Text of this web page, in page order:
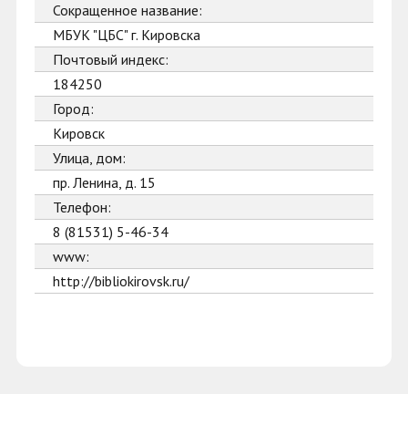
Сокращенное название:
МБУК "ЦБС" г. Кировска
Почтовый индекс:
184250
Город:
Кировск
Улица, дом:
пр. Ленина, д. 15
Телефон:
8 (81531) 5-46-34
www:
http://bibliokirovsk.ru/